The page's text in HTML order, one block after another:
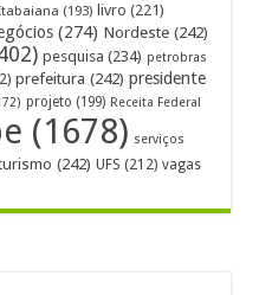
(193) livro (221)
(274) Nordeste (242)
pesquisa (234) petrobras
prefeitura (242) presidente
projeto (199) Receita Federal
(1678) serviços
(242) UFS (212) vagas